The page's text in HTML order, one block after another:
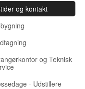
og kontakt
og Teknisk
- Udstillere